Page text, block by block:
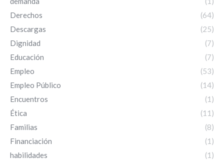
Derechos
(64)
Descargas
(25)
Dignidad
(7)
Educación
(7)
Empleo
(53)
Empleo Público
(14)
Encuentros
(1)
Ética
(11)
Familias
(8)
Financiación
(1)
habilidades
(1)